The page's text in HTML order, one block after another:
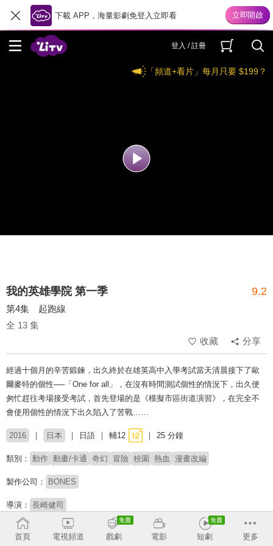
下載 APP，海量影劇免登入立即看
登入 / 註冊
「頻道+看片」每月只要 $199？
我的英雄學院 第一季 9.2
第4集 起跑線
全 13 集
收藏
分享
經過十個月的辛苦鍛鍊，出久終於在雄英高中入學考試當天清晨接下了歐
爾麥特的個性──「One for all」，在沒有時間測試個性的情況下，出久便
匆忙趕往考場接受考試，首先登場的是《模擬市區街道演習》，在完全不
會使用個性的情況下出久陷入了苦戰……
2016 日本 日語 輔12 25 分鐘
類別： 動作 動畫/卡通 奇幻 冒險 校園 熱血 漫畫改編
製作公司： BONES
導演： 長崎健司
配音： 山下大輝 三宅健太 岡本信彦 佐倉綾音 石川界人
廣橋涼 井上麻里奈 細谷佳正 増田俊樹 畠中祐 梶裕貴
首頁 電視頻道 戲劇 電影 短劇 更多